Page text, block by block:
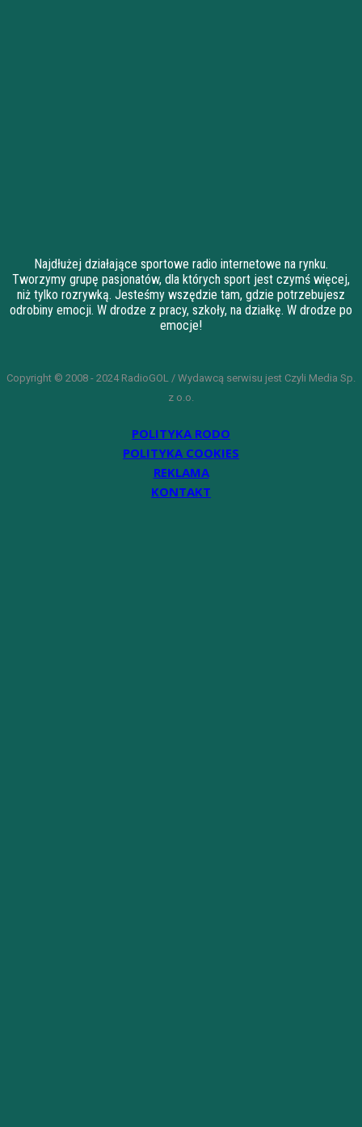
Najdłużej działające sportowe radio internetowe na rynku.
Tworzymy grupę pasjonatów, dla których sport jest czymś więcej,
niż tylko rozrywką. Jesteśmy wszędzie tam, gdzie potrzebujesz
odrobiny emocji. W drodze z pracy, szkoły, na działkę. W drodze po
emocje!
Copyright © 2008 - 2024 RadioGOL / Wydawcą serwisu jest Czyli Media Sp.
z o.o.
POLITYKA RODO
POLITYKA COOKIES
REKLAMA
KONTAKT